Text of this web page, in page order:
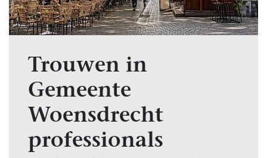
Trouwen in
Gemeente
Woensdrecht
professionals